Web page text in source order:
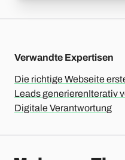
Verwandte Expertisen
Die richtige Webseite
Leads generierenIterativ
Digitale Verantwortung